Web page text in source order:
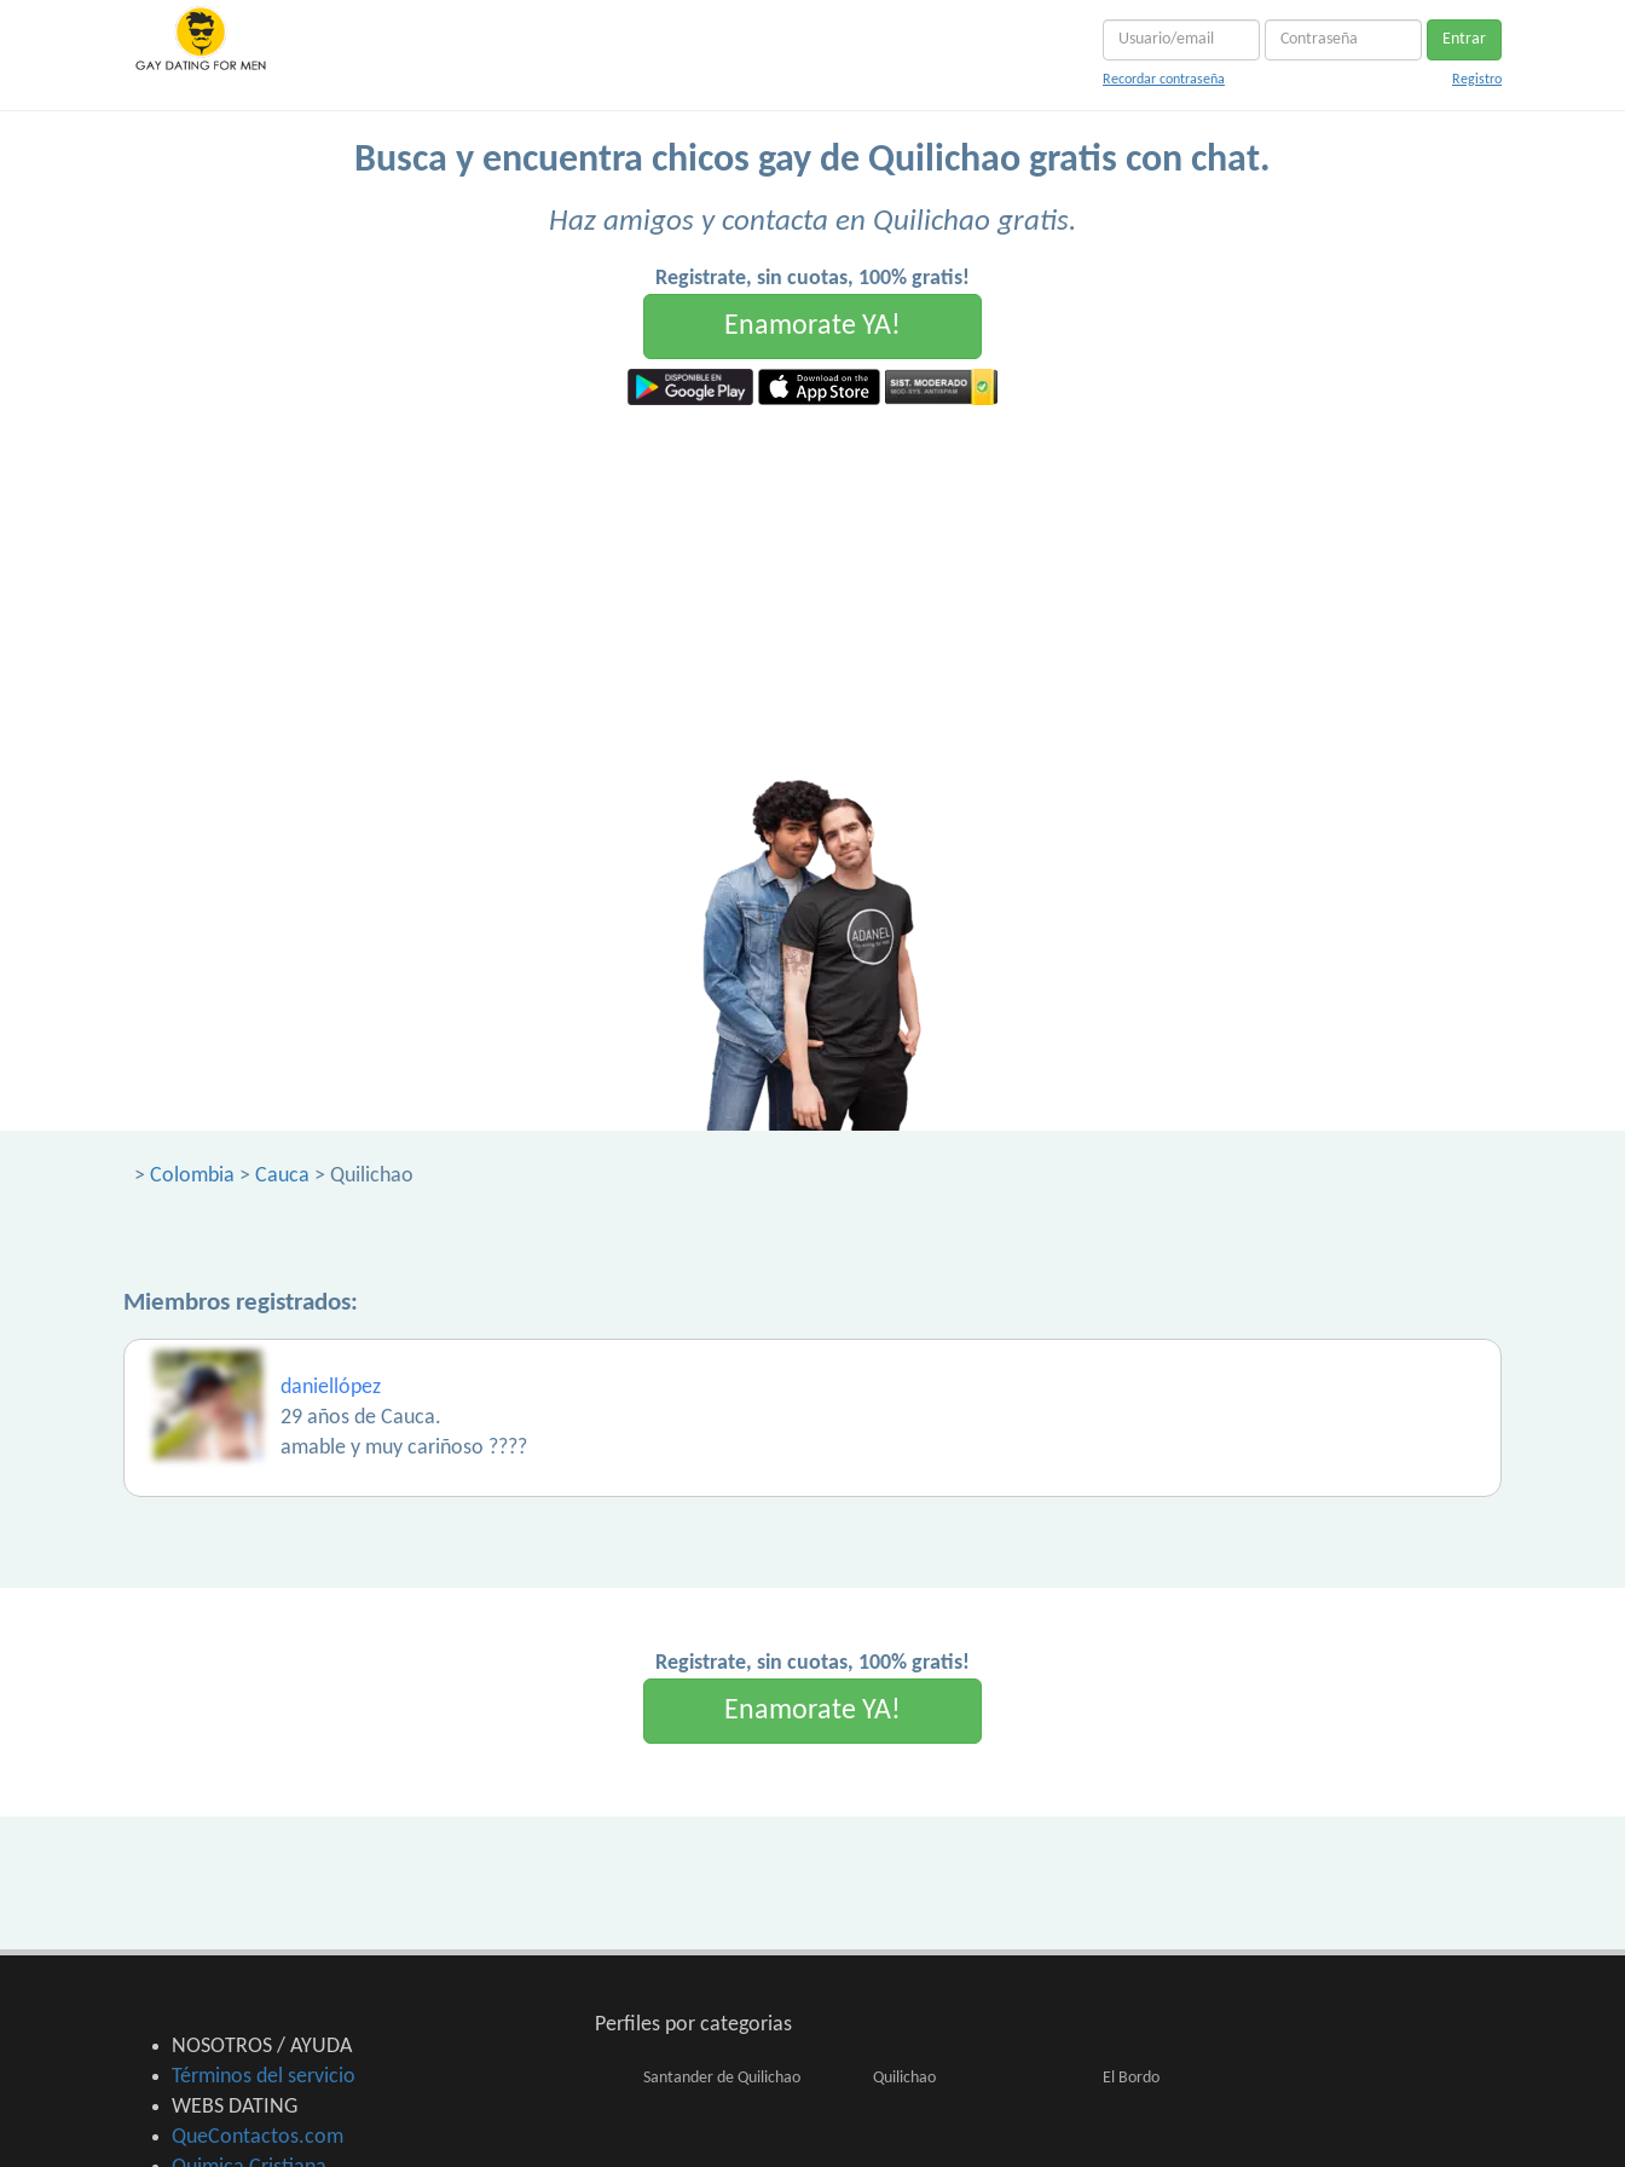
Entrar
Recordar contraseña Registro
Busca y encuentra chicos gay de Quilichao gratis con chat.
Haz amigos y contacta en Quilichao gratis.
Registrate, sin cuotas, 100% gratis!
Enamorate YA!
> Colombia > Cauca > Quilichao
Miembros registrados:
daniellópez
29 años de Cauca.
amable y muy cariñoso ????
Registrate, sin cuotas, 100% gratis!
Enamorate YA!
NOSOTROS / AYUDA
Términos del servicio
WEBS DATING
QueContactos.com
Perfiles por categorias
Santander de Quilichao Quilichao El Bordo